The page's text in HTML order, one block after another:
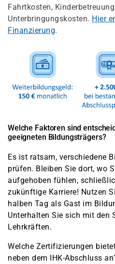
Fahrtkosten,
Unterbringungskosten. Hier
Finanzierung.
Welche Faktoren sind
geeigneten Bildungsträgers?
Es ist ratsam, verschiedene
prüfen. Bleiben Sie dort, wo
aufgehoben fühlen,
zukünftige Karriere! Nutzen
halben Tag als Gast im
Unterhalten Sie sich mit den
Lehrkräften.
Welche Zertifizierungen
neben dem IHK-Abschluss